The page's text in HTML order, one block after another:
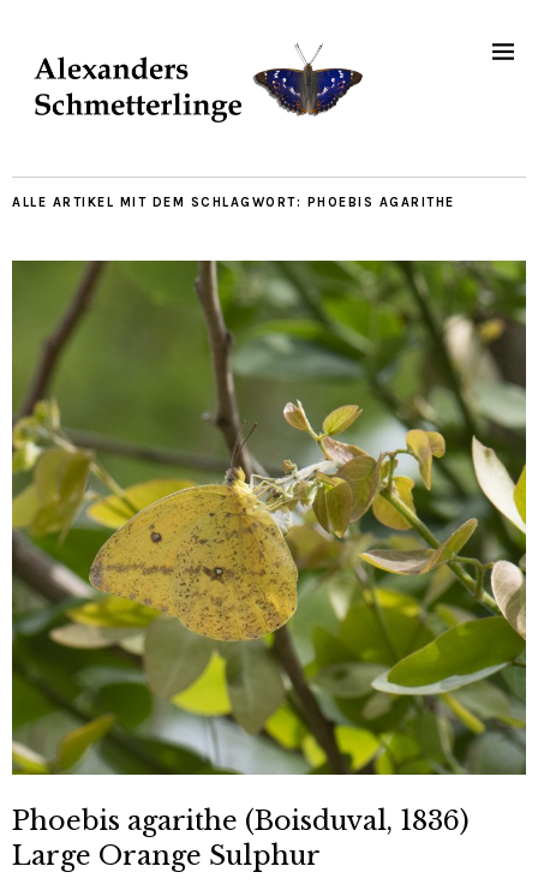
ALLE ARTIKEL MIT DEM SCHLAGWORT: PHOEBIS AGARITHE
Phoebis agarithe (Boisduval, 1836)
Large Orange Sulphur